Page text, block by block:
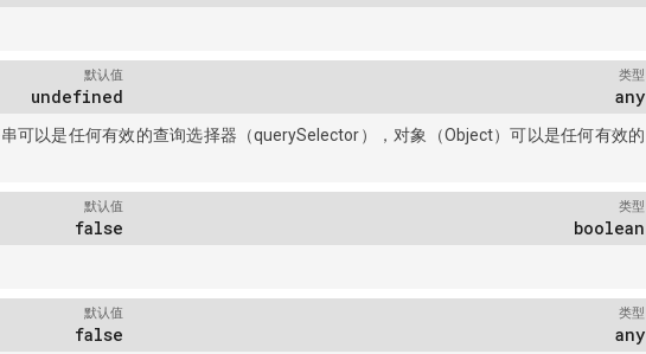
默认值
undefined
类型
any
可以是任何有效的查询选择器（querySelector），对象（Object）可以是任何有效的
默认值
false
类型
boolean
默认值
false
类型
any